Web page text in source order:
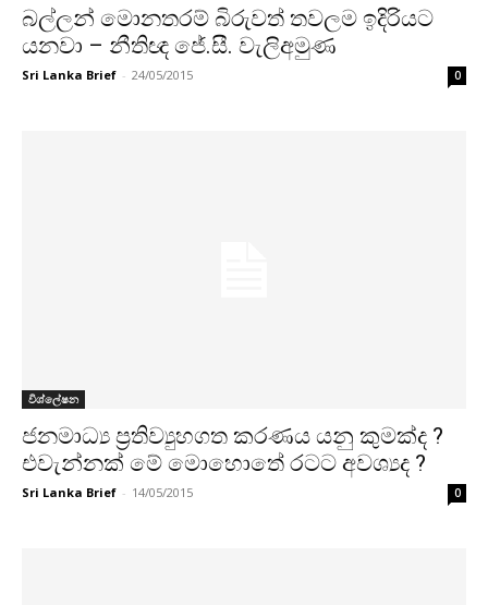
බල්ලන් මොනතරම් බිරුවත් තවලම ඉදිරියට
යනවා – නීතිඥ ජේ.සී. වැලිඅමුණ
Sri Lanka Brief - 24/05/2015 0
විශ්ලේෂන
ජනමාධ්‍ය ප්‍රතිව්‍යුහගත කරණය යනු කුමක්ද ?
එවැන්නක් මේ මොහොතේ රටට අවශ්‍යද ?
Sri Lanka Brief - 14/05/2015 0